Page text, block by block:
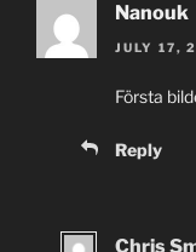
Nanouk
JULY 17,
Första
Reply
Chris